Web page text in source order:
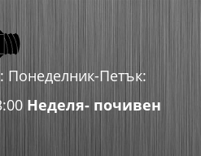
Понеделник-Петък:
Неделя- почивен